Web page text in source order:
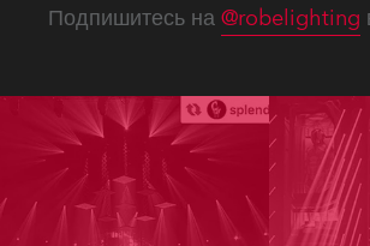
Подпишитесь на @robelighting